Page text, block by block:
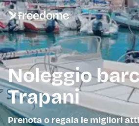
Noleggio
Trapani
Prenota o regala le migliori